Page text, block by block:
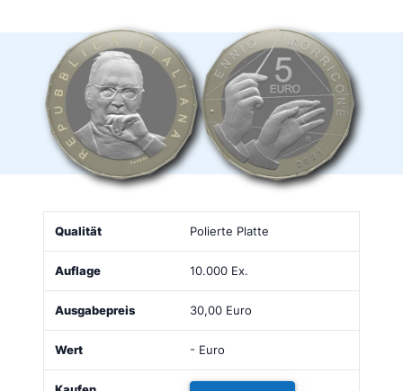
Qualität Ausgabepreis
Polierte Platte
10.000 Ex.
30,00 Euro
- Euro